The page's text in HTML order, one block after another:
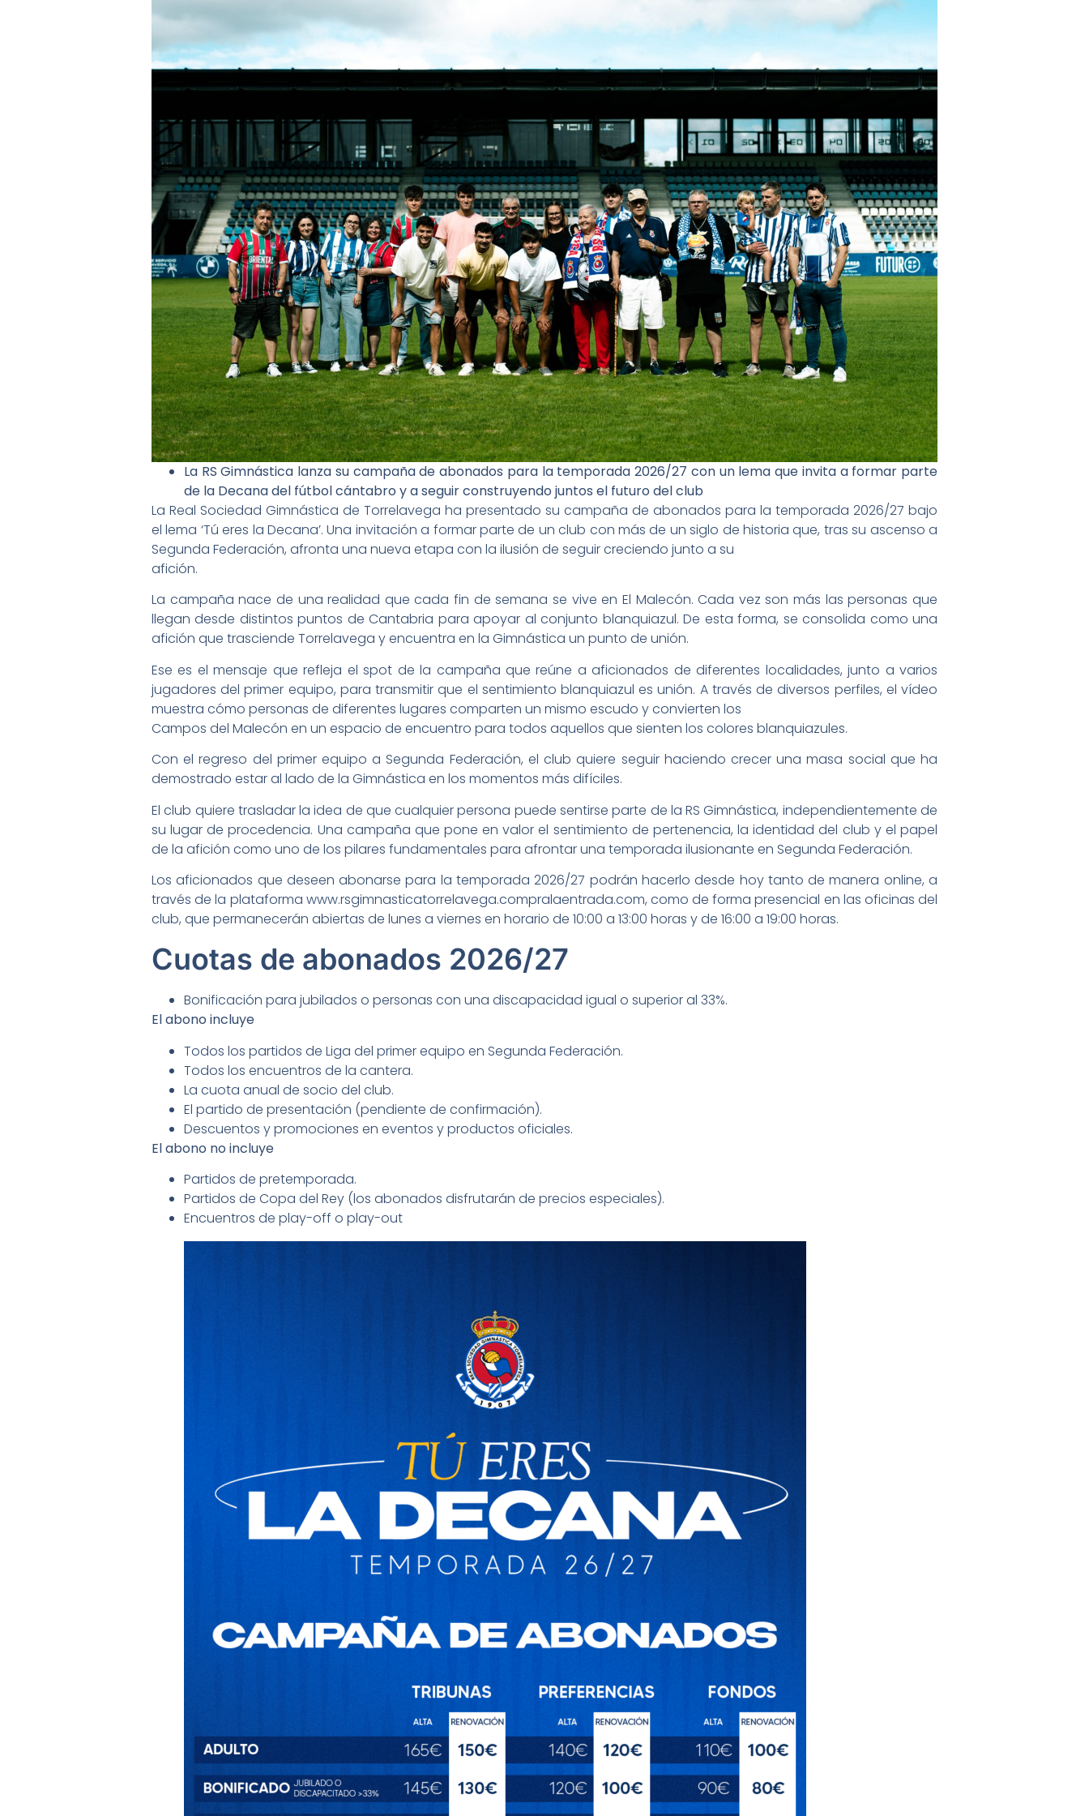
La RS Gimnástica lanza su campaña de abonados para la temporada 2026/27 con un lema que invita a formar parte
de la Decana del fútbol cántabro y a seguir construyendo juntos el futuro del club
La Real Sociedad Gimnástica de Torrelavega ha presentado su campaña de abonados para la temporada 2026/27 bajo
el lema ‘Tú eres la Decana’. Una invitación a formar parte de un club con más de un siglo de historia que, tras su ascenso a
Segunda Federación, afronta una nueva etapa con la ilusión de seguir creciendo junto a su
afición.
La campaña nace de una realidad que cada fin de semana se vive en El Malecón. Cada vez son más las personas que
llegan desde distintos puntos de Cantabria para apoyar al conjunto blanquiazul. De esta forma, se consolida como una
afición que trasciende Torrelavega y encuentra en la Gimnástica un punto de unión.
Ese es el mensaje que refleja el spot de la campaña que reúne a aficionados de diferentes localidades, junto a varios
jugadores del primer equipo, para transmitir que el sentimiento blanquiazul es unión. A través de diversos perfiles, el vídeo
muestra cómo personas de diferentes lugares comparten un mismo escudo y convierten los
Campos del Malecón en un espacio de encuentro para todos aquellos que sienten los colores blanquiazules.
Con el regreso del primer equipo a Segunda Federación, el club quiere seguir haciendo crecer una masa social que ha
demostrado estar al lado de la Gimnástica en los momentos más difíciles.
El club quiere trasladar la idea de que cualquier persona puede sentirse parte de la RS Gimnástica, independientemente de
su lugar de procedencia. Una campaña que pone en valor el sentimiento de pertenencia, la identidad del club y el papel
de la afición como uno de los pilares fundamentales para afrontar una temporada ilusionante en Segunda Federación.
Los aficionados que deseen abonarse para la temporada 2026/27 podrán hacerlo desde hoy tanto de manera online, a
través de la plataforma www.rsgimnasticatorrelavega.compralaentrada.com, como de forma presencial en las oficinas del
club, que permanecerán abiertas de lunes a viernes en horario de 10:00 a 13:00 horas y de 16:00 a 19:00 horas.
Cuotas de abonados 2026/27
Bonificación para jubilados o personas con una discapacidad igual o superior al 33%.
El abono incluye
Todos los partidos de Liga del primer equipo en Segunda Federación.
Todos los encuentros de la cantera.
La cuota anual de socio del club.
El partido de presentación (pendiente de confirmación).
Descuentos y promociones en eventos y productos oficiales.
El abono no incluye
Partidos de pretemporada.
Partidos de Copa del Rey (los abonados disfrutarán de precios especiales).
Encuentros de play-off o play-out